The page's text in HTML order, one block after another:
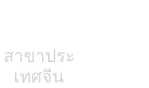
สาขาประ
เทศจีน